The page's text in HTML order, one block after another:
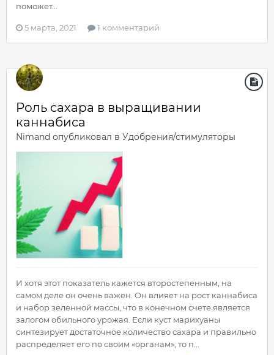
поможет...
5 марта, 2021 1 комментарий
Роль сахара в выращивании
каннабиса
Nimand опубликовал в Удобрения/стимуляторы
И хотя этот показатель кажется второстепенным, на
самом деле он очень важен. Он влияет на рост каннабиса
и набор зеленной массы, что в конечном счете является
залогом обильного урожая. Если куст марихуаны
синтезирует достаточное количество сахара и правильно
распределяет его по своим «органам», то п...